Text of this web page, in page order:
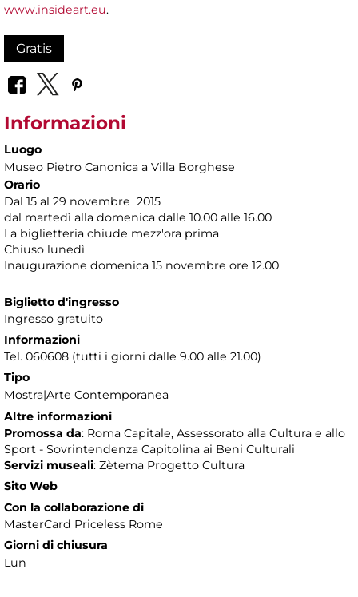
www.insideart.eu.
Gratis
Informazioni
Luogo
Museo Pietro Canonica a Villa Borghese
Orario
Dal 15 al 29 novembre 2015
dal martedì alla domenica dalle 10.00 alle 16.00
La biglietteria chiude mezz'ora prima
Chiuso lunedì
Inaugurazione domenica 15 novembre ore 12.00
Biglietto d'ingresso
Ingresso gratuito
Informazioni
Tel. 060608 (tutti i giorni dalle 9.00 alle 21.00)
Tipo
Mostra|Arte Contemporanea
Altre informazioni
Promossa da: Roma Capitale, Assessorato alla Cultura e allo
Sport - Sovrintendenza Capitolina ai Beni Culturali
Servizi museali: Zètema Progetto Cultura
Sito Web
Con la collaborazione di
MasterCard Priceless Rome
Giorni di chiusura
Lun